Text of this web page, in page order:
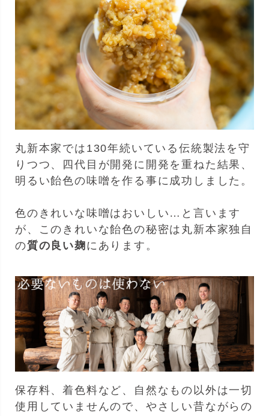
丸新本家では130年続いている伝統製法を守
りつつ、四代目が開発に開発を重ねた結果、
明るい飴色の味噌を作る事に成功しました。
色のきれいな味噌はおいしい…と言います
が、このきれいな飴色の秘密は丸新本家独自
の質の良い麹にあります。
保存料、着色料など、自然なもの以外は一切
使用していませんので、やさしい昔ながらの